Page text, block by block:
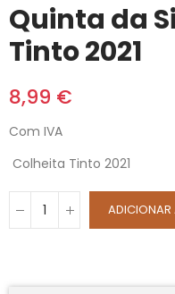
Quinta da
Tinto 2021
8,99 €
Com IVA
Colheita Tinto 2021
ADICIONAR